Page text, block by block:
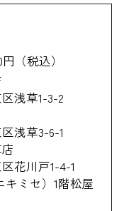
（税込）
浅草1-3-2
浅草3-6-1
花川戸1-4-1
キミセ）1階松屋